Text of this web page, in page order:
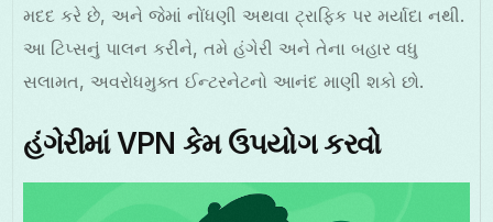
મદદ કરે છે, અને જેમાં નોંધણી અથવા ટ્રાફિક પર મર્યાદા નથી.
આ ટિપ્સનું પાલન કરીને, તમે હંગેરી અને તેના બહાર વધુ
સલામત, અવરોધમુક્ત ઈન્ટરનેટનો આનંદ માણી શકો છો.
હંગેરીમાં VPN કેમ ઉપયોગ કરવો